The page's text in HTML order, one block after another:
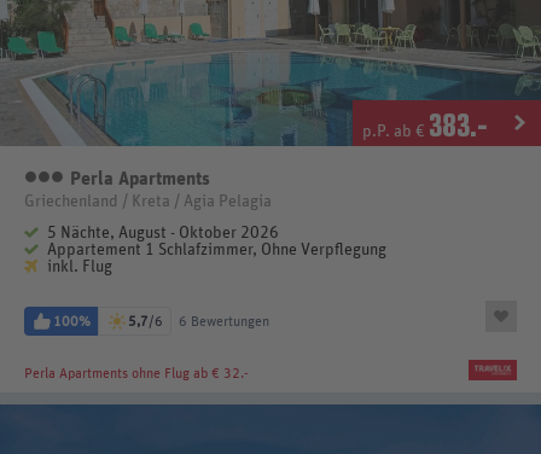
p.P. ab € 383.-
3 Sterne
Perla Apartments
Griechenland / Kreta / Agia Pelagia
5 Nächte, August - Oktober 2026
Appartement 1 Schlafzimmer, Ohne Verpflegung
inkl. Flug
100% 5,7/6 6 Bewertungen
Perla Apartments ohne Flug ab € 32.-